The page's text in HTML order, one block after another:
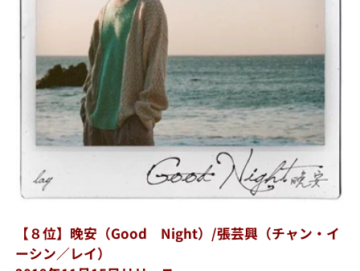
【８位】晚安（Good Night）/張芸興（チャン・イ
ーシン／レイ）